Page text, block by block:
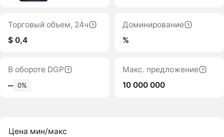
Торговый объем, 24ч
$ 0,4
Доминирование
%
В обороте DGP
‒ 0%
Макс. предложение
10 000 000
Цена мин/макс